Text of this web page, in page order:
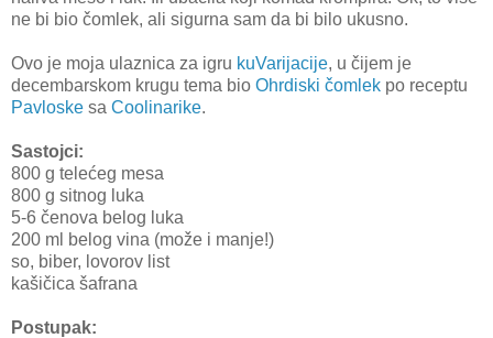
ne bi bio čomlek, ali sigurna sam da bi bilo ukusno.
Ovo je moja ulaznica za igru kuVarijacije, u čijem je
decembarskom krugu tema bio Ohrdiski čomlek po receptu
Pavloske sa Coolinarike.
Sastojci:
800 g telećeg mesa
800 g sitnog luka
5-6 čenova belog luka
200 ml belog vina (može i manje!)
so, biber, lovorov list
kašičica šafrana
Postupak: